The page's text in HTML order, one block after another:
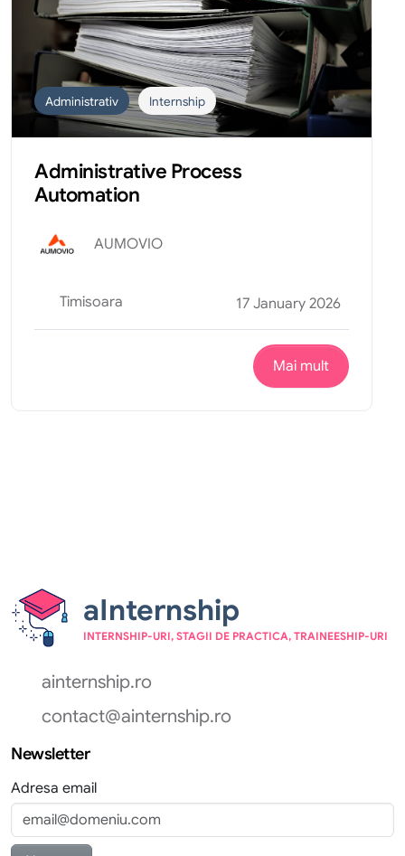
Administrativ Internship
Administrative Process
Automation
AUMOVIO
Timisoara 17 January 2026
Mai mult
aInternship
INTERNSHIP-URI, STAGII DE PRACTICA, TRAINEESHIP-URI
ainternship.ro
contact@ainternship.ro
Newsletter
Adresa email